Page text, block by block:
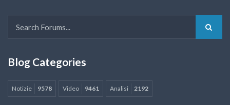
Blog Categories
Notizie 9578 Video 9461 Analisi 2192